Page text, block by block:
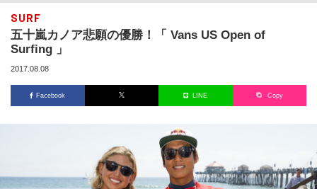
SURF
五十嵐カノア悲願の優勝！「 Vans US Open of
Surfing 」
2017.08.08
Facebook LINE Copy